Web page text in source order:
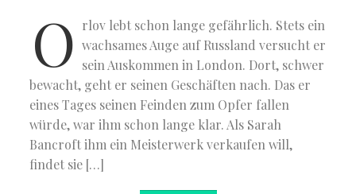
O rlov lebt schon lange gefährlich. Stets ein
wachsames Auge auf Russland versucht er
sein Auskommen in London. Dort, schwer
bewacht, geht er seinen Geschäften nach. Das er
eines Tages seinen Feinden zum Opfer fallen
würde, war ihm schon lange klar. Als Sarah
Bancroft ihm ein Meisterwerk verkaufen will,
findet sie […]